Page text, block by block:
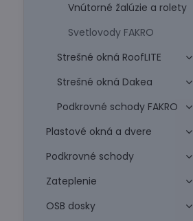
Vnútorné žalúzie a rolety
Svetlovody FAKRO
Strešné okná RoofLITE
Strešné okná Dakea
Podkrovné schody FAKRO
Plastové okná a dvere
Podkrovné schody
Zateplenie
OSB dosky